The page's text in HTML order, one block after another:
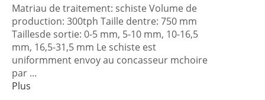
Matriau de traitement: schiste Volume de
production: 300tph Taille dentre: 750 mm
Taillesde sortie: 0-5 mm, 5-10 mm, 10-16,5
mm, 16,5-31,5 mm Le schiste est
uniformment envoy au concasseur mchoire
par ...
Plus